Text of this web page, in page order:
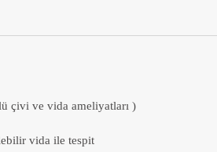
çivi ve vida ameliyatları )
vida ile tespit